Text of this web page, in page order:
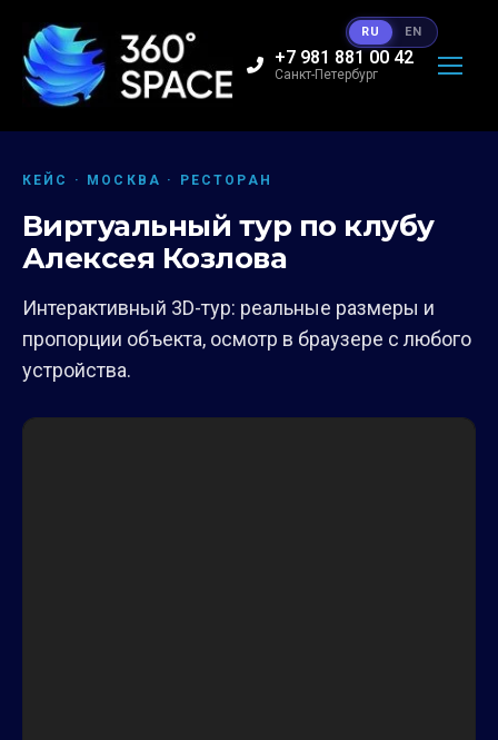
+7 981 881 00 42
Санкт-Петербург
КЕЙС · МОСКВА · РЕСТОРАН
Виртуальный тур по клубу
Алексея Козлова
Интерактивный 3D-тур: реальные размеры и
пропорции объекта, осмотр в браузере с любого
устройства.
RU EN